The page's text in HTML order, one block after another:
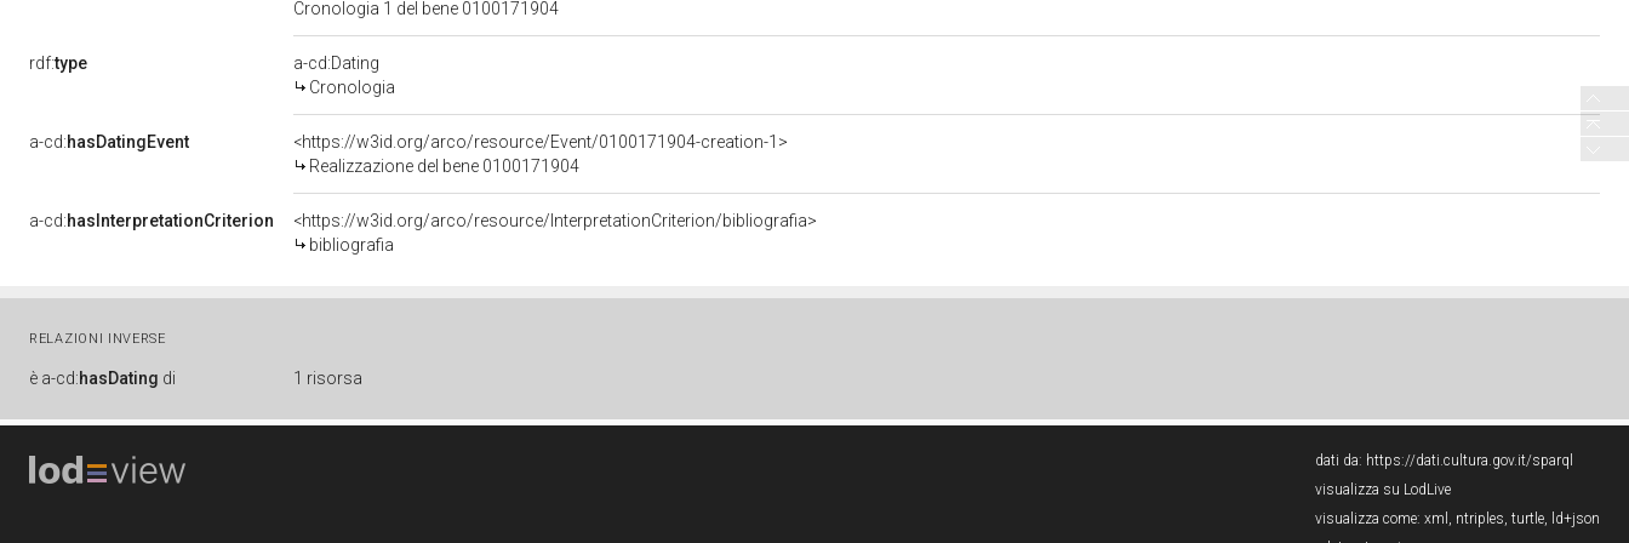
Cronologia 1 del bene 0100171904
rdf:type
a-cd:Dating
Cronologia
a-cd:hasDatingEvent
<https://w3id.org/arco/resource/Event/0100171904-creation-1>
Realizzazione del bene 0100171904
a-cd:hasInterpretationCriterion
<https://w3id.org/arco/resource/InterpretationCriterion/bibliografia>
bibliografia
RELAZIONI INVERSE
è a-cd:hasDating di 1 risorsa
dati da: https://dati.cultura.gov.it/sparql
visualizza su LodLive
visualizza come: xml , ntriples, turtle, ld+json